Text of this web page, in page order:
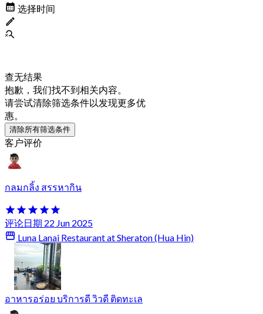
选择时间
查无结果
抱歉，我们找不到相关内容。
请尝试清除筛选条件以发现更多优
惠。
清除所有筛选条件
客户评价
กลมกลิ้ง สรรหากิน
评论日期 22 Jun 2025
Luna Lanai Restaurant at Sheraton (Hua Hin)
อาหารอร่อย บริการดี วิวดี ติดทะเล